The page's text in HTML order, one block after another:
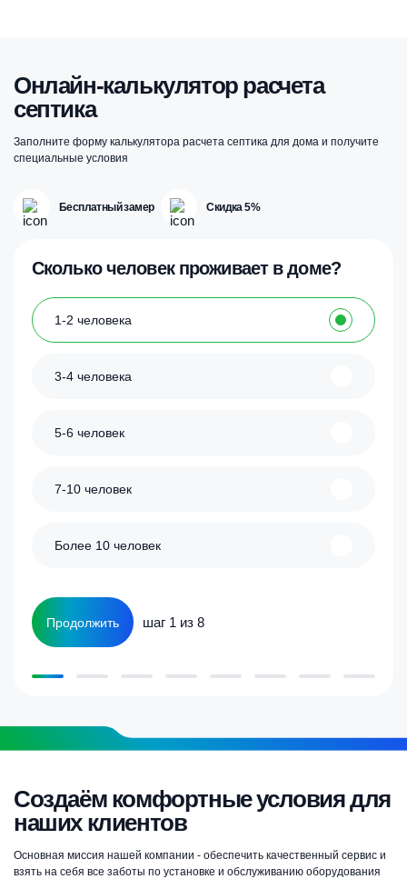
Онлайн-калькулятор расчета
септика
Заполните форму калькулятора расчета септика для дома и получите
специальные условия
Бесплатный замер Скидка 5%
Сколько человек проживает в доме?
1-2 человека
3-4 человека
5-6 человек
7-10 человек
Более 10 человек
Продолжить шаг 1 из 8
Создаём комфортные условия для
наших клиентов
Основная миссия нашей компании - обеспечить качественный сервис и
взять на себя все заботы по установке и обслуживанию оборудования